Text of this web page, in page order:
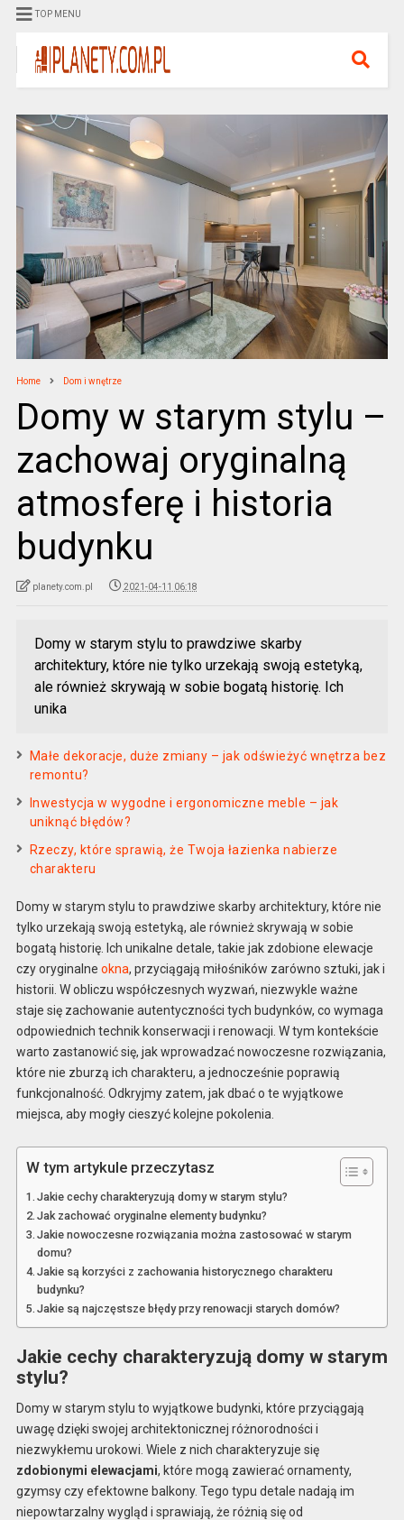
TOP MENU
Home Dom i wnętrze
Domy w starym stylu –
zachowaj oryginalną
atmosferę i historia
budynku
planety.com.pl 2021-04-11 06:18
Domy w starym stylu to prawdziwe skarby
architektury, które nie tylko urzekają swoją estetyką,
ale również skrywają w sobie bogatą historię. Ich
unika
Małe dekoracje, duże zmiany – jak odświeżyć wnętrza bez
remontu?
Inwestycja w wygodne i ergonomiczne meble – jak
uniknąć błędów?
Rzeczy, które sprawią, że Twoja łazienka nabierze
charakteru
Domy w starym stylu to prawdziwe skarby architektury, które nie
tylko urzekają swoją estetyką, ale również skrywają w sobie
bogatą historię. Ich unikalne detale, takie jak zdobione elewacje
czy oryginalne okna, przyciągają miłośników zarówno sztuki, jak i
historii. W obliczu współczesnych wyzwań, niezwykle ważne
staje się zachowanie autentyczności tych budynków, co wymaga
odpowiednich technik konserwacji i renowacji. W tym kontekście
warto zastanowić się, jak wprowadzać nowoczesne rozwiązania,
które nie zburzą ich charakteru, a jednocześnie poprawią
funkcjonalność. Odkryjmy zatem, jak dbać o te wyjątkowe
miejsca, aby mogły cieszyć kolejne pokolenia.
W tym artykule przeczytasz
Jakie cechy charakteryzują domy w starym stylu?
Jak zachować oryginalne elementy budynku?
Jakie nowoczesne rozwiązania można zastosować w starym
domu?
Jakie są korzyści z zachowania historycznego charakteru
budynku?
Jakie są najczęstsze błędy przy renowacji starych domów?
Jakie cechy charakteryzują domy w starym
stylu?
Domy w starym stylu to wyjątkowe budynki, które przyciągają
uwagę dzięki swojej architektonicznej różnorodności i
niezwykłemu urokowi. Wiele z nich charakteryzuje się
zdobionymi elewacjami, które mogą zawierać ornamenty,
gzymsy czy efektowne balkony. Tego typu detale nadają im
niepowtarzalny wygląd i sprawiają, że różnią się od